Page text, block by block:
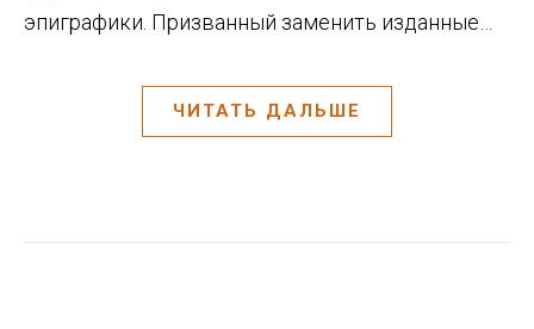
эпиграфики. Призванный заменить изданные…
ЧИТАТЬ ДАЛЬШЕ